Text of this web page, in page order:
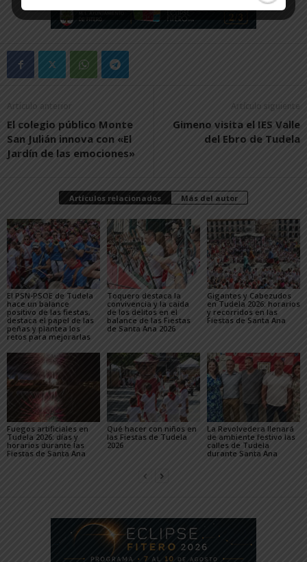
Artículo anterior
El colegio público Monte
San Julián innova con «El
Jardín de las emociones»
Artículo siguiente
Gimeno visita el IES Valle
del Ebro de Tudela
Artículos relacionados Más del autor
El PSN-PSOE de Tudela
hace un balance
positivo de las fiestas,
destaca el papel de las
peñas y plantea los
retos para mejorarlas
Toquero destaca la
convivencia y la caída
de los delitos en el
balance de las Fiestas
de Santa Ana 2026
Gigantes y Cabezudos
en Tudela 2026: horarios
y recorridos en las
Fiestas de Santa Ana
Fuegos artificiales en
Tudela 2026: días y
horarios durante las
Fiestas de Santa Ana
Qué hacer con niños en
las Fiestas de Tudela
2026
La Revolvedera llenará
de ambiente festivo las
calles de Tudela
durante Santa Ana